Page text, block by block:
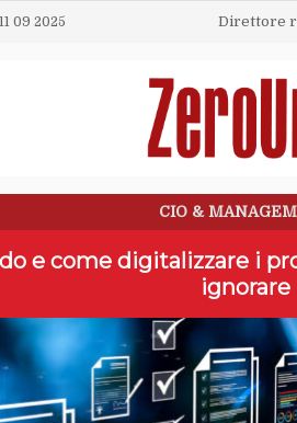
11 09 2025 Direttore
CIO &
e come digitalizzare i
ignorare